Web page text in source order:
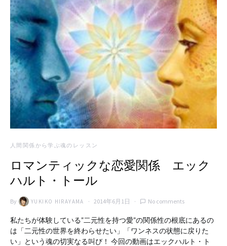
人間関係から学ぶ魂のレッスン
ロマンティックな恋愛関係 エック
ハルト・トール
By YUKIKO HIRAYAMA 2014年6月1日 No comments
私たちが体験している”二元性を持つ愛”の関係性の根底にあるの
は「二元性の世界を終わらせたい」「ワンネスの状態に戻りた
い」という魂の切実なる叫び！ 今回の動画はエックハルト・ト